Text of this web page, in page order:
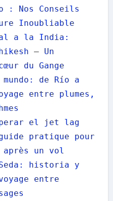
: Nos Conseils
Inoubliable
a la India:
— Un
du Gange
de Río a
entre plumes,
el jet lag
pratique pour
un vol
historia y
entre